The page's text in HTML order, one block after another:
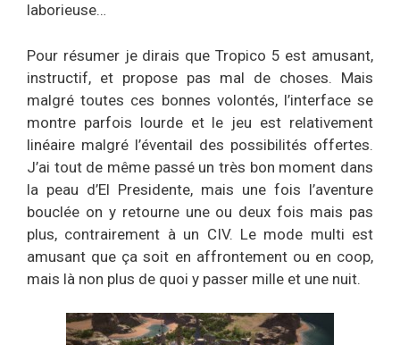
laborieuse…
Pour résumer je dirais que Tropico 5 est amusant,
instructif, et propose pas mal de choses. Mais
malgré toutes ces bonnes volontés, l’interface se
montre parfois lourde et le jeu est relativement
linéaire malgré l’éventail des possibilités offertes.
J’ai tout de même passé un très bon moment dans
la peau d’El Presidente, mais une fois l’aventure
bouclée on y retourne une ou deux fois mais pas
plus, contrairement à un CIV. Le mode multi est
amusant que ça soit en affrontement ou en coop,
mais là non plus de quoi y passer mille et une nuit.